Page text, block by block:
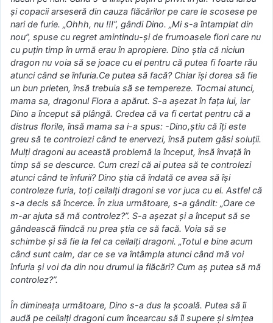
și copacii arseseră din cauza flăcărilor pe care le scosese pe
nari de furie. „Ohhh, nu !!!”, gândi Dino. „Mi s-a întamplat din
nou”, spuse cu regret amintindu-și de frumoasele flori care nu
cu puțin timp în urmă erau în apropiere. Dino știa că niciun
dragon nu voia să se joace cu el pentru că putea fi foarte rău
atunci când se înfuria.Ce putea să facă? Chiar își dorea să fie
un bun prieten, însă trebuia să se tempereze. Tocmai atunci,
mama sa, dragonul Flora a apărut. S-a așezat în fața lui, iar
Dino a început să plângă. Credea că va fi certat pentru că a
distrus florile, însă mama sa i-a spus: -Dino,știu că îți este
greu să te controlezi când te enervezi, însă putem găsi soluții.
Mulți dragoni au această problemă la început, însă învață în
timp să se descurce. Cum crezi că ai putea să te controlezi
atunci când te înfurii? Dino știa că îndată ce avea să își
controleze furia, toți ceilalți dragoni se vor juca cu el. Astfel că
s-a decis să încerce. În ziua următoare, s-a gândit: „Oare ce
m-ar ajuta să mă controlez?”. S-a așezat și a început să se
gândească fiindcă nu prea știa ce să facă. Voia să se
schimbe și să fie la fel ca ceilalți dragoni. „Totul e bine acum
când sunt calm, dar ce se va întâmpla atunci când mă voi
înfuria și voi da din nou drumul la flăcări? Cum aș putea să mă
controlez?”.
În dimineața următoare, Dino s-a dus la școală. Putea să îi
audă pe ceilalți dragoni cum încearcau să îl supere și simțea